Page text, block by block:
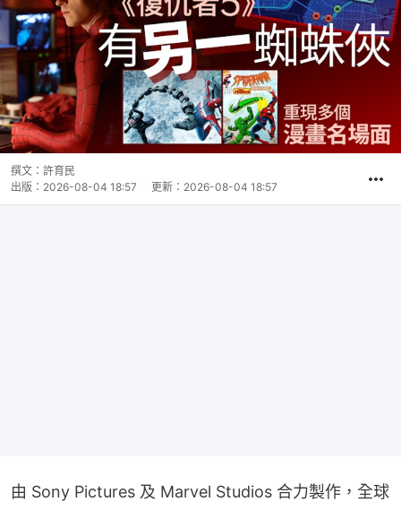
撰文： 許育民
出版： 2026-08-04 18:57 更新： 2026-08-04 18:57
由 Sony Pictures 及 Marvel Studios 合力製作，全球